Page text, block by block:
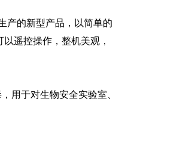
产的新型产品，以简单的
遥控操作，整机美观，
用于对生物安全实验室、